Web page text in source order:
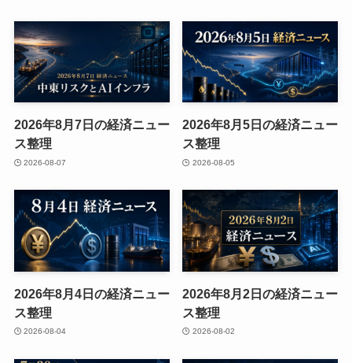
2026年8月7日の経済ニュー
ス整理
2026-08-07
2026年8月5日の経済ニュー
ス整理
2026-08-05
2026年8月4日の経済ニュー
ス整理
2026-08-04
2026年8月2日の経済ニュー
ス整理
2026-08-02